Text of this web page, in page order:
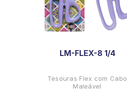
LM-FLEX-8 1/4
Tesouras Flex com Cabo
Maleável